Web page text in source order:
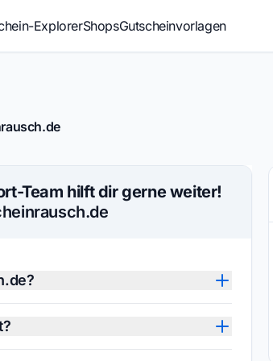
ExplorerShopsGutscheinvorlagen
Team hilft dir gerne weiter!
auf dem neuesten Stand
Codes und ergänzen neue Deals,
bereitzustellen. Falls ein